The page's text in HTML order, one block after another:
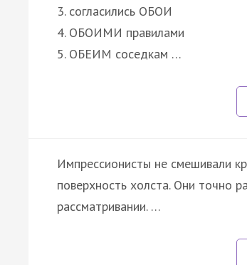
3. согласились ОБОИ
4. ОБОИМИ правилами
5. ОБЕИМ соседкам …
Импрессионисты не смешивали
поверхность холста. Они точно
рассматривании. …